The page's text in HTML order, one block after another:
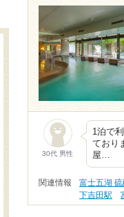
30代 男性
1泊で
ており
屋…
関連情報 富士五湖
下吉田駅